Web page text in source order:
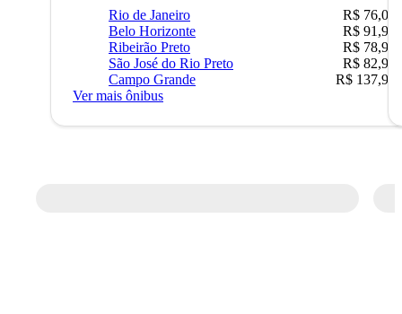
Rio de Janeiro
R$ 76,09
Belo Horizonte
R$ 91,90
Ribeirão Preto
R$ 78,90
São José do Rio Preto
R$ 82,90
Campo Grande
R$ 137,90
Ver mais ônibus